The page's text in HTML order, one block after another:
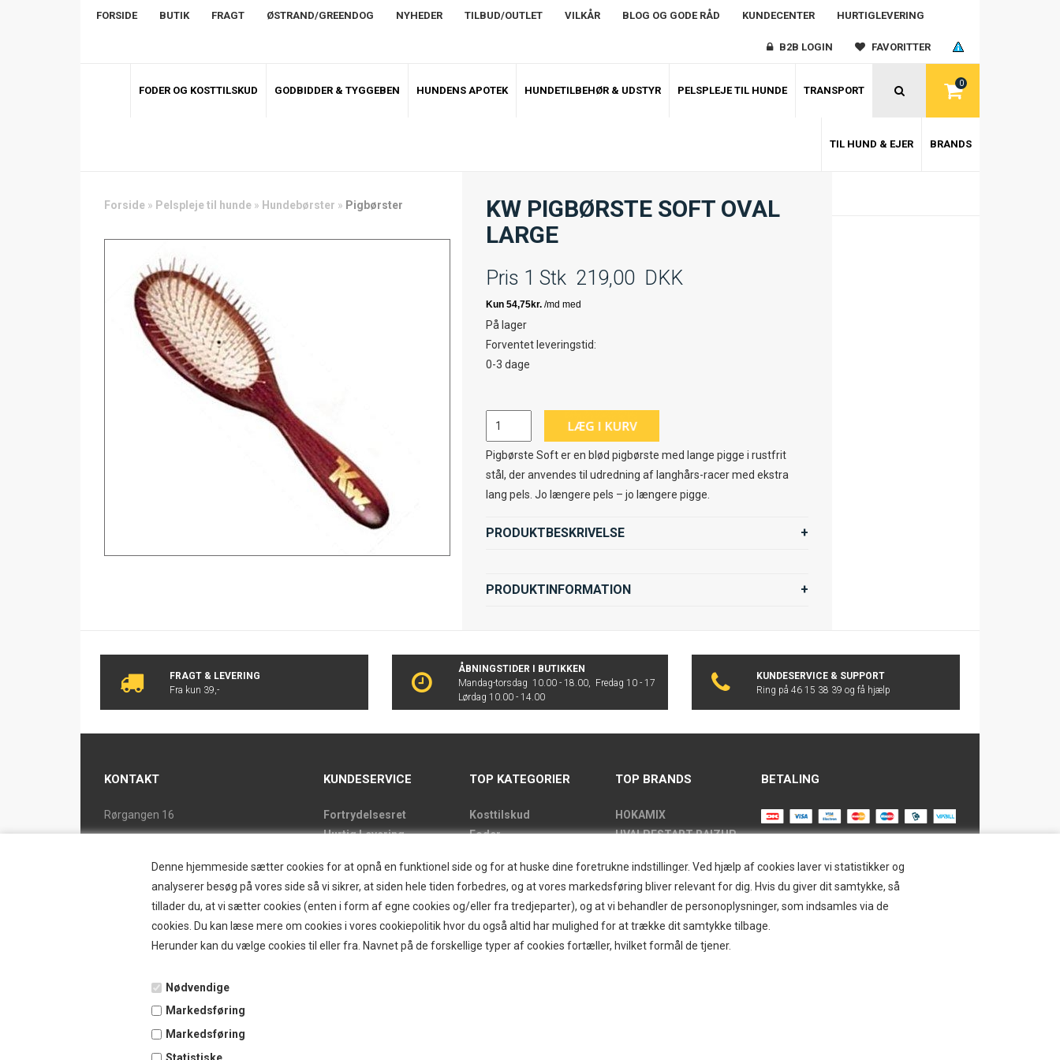
Denne hjemmeside sætter cookies for at opnå en funktionel side og for at huske dine foretrukne indstillinger. Ved hjælp af cookies laver vi statistikker og
analyserer besøg på vores side så vi sikrer, at siden hele tiden forbedres, og at vores markedsføring bliver relevant for dig. Hvis du giver dit samtykke, så
tillader du, at vi sætter cookies (enten i form af egne cookies og/eller fra tredjeparter), og at vi behandler de personoplysninger, som indsamles via de
cookies. Du kan læse mere om cookies i vores cookiepolitik hvor du også altid har mulighed for at trække dit samtykke tilbage.
Herunder kan du vælge cookies til eller fra. Navnet på de forskellige typer af cookies fortæller, hvilket formål de tjener.
Nødvendige
Markedsføring
Markedsføring
FORSIDE BUTIK FRAGT ØSTRAND/GREENDOG NYHEDER TILBUD/OUTLET VILKÅR BLOG OG GODE RÅD KUNDECENTER HURTIGLEVERING
B2B LOGIN FAVORITTER
0
FODER OG KOSTTILSKUD GODBIDDER & TYGGEBEN HUNDENS APOTEK HUNDETILBEHØR & UDSTYR PELSPLEJE TIL HUNDE TRANSPORT
TIL HUND & EJER BRANDS
Forside » Pelspleje til hunde » Hundebørster » Pigbørster
KW PIGBØRSTE SOFT OVAL
LARGE
Pris 1 Stk 219,00DKK
På lager
Forventet leveringstid:
0-3 dage
Pigbørste Soft er en blød pigbørste med lange pigge i rustfrit
stål, der anvendes til udredning af langhårs-racer med ekstra
lang pels. Jo længere pels – jo længere pigge.
PRODUKTBESKRIVELSE
PRODUKTINFORMATION
FRAGT & LEVERING
Fra kun 39,-
ÅBNINGSTIDER I BUTIKKEN
Mandag-torsdag 10.00 - 18.00, Fredag 10 - 17
Lørdag 10.00 - 14.00
KUNDESERVICE & SUPPORT
Ring på 46 15 38 39 og få hjælp
KONTAKT
Rørgangen 16
Tlf. 46 15 38 39
ostrand@ostrand.dk
CVR: DK 77948228 drives af
SKYESCOT TRADING V/DORTE HOLM
MARTINA
KUNDESERVICE
Fortrydelsesret
Hurtig Levering
Butikkens åbningstider
Returlabel
Kontakt
Østrand/Greendog
Nyheder
TOP KATEGORIER
Kosttilskud
Foder
Udstyr
Pelspleje
Pleje
Hjemmet & Bilen
Brands
TOP BRANDS
HOKAMIX
HVALPESTART RAIZUP
GRAU
STARMARK
VARIOCAGE-MIMSAFE
BETALING
Tilmeld dig vores nyhedsbrev og
modtag eksklusive tilbud og nyheder i
shoppen. Du kan til en hver tid afmelde